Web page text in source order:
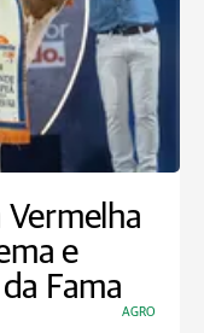
e
Fama
AGRO